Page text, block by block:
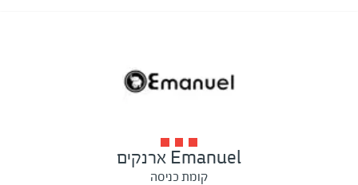
Emanuel ארנקים
קומת כניסה